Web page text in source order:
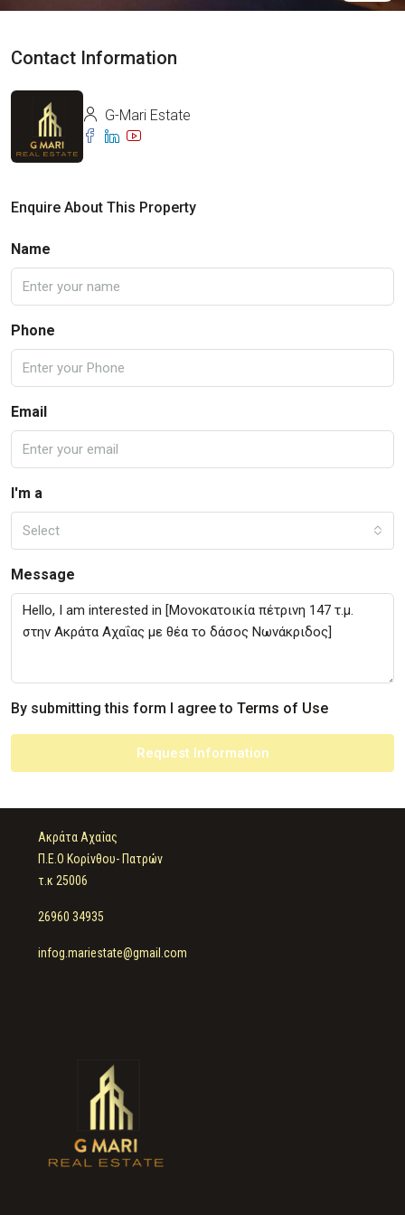
Contact Information
G-Mari Estate
Enquire About This Property
Name
Phone
Email
I'm a
Select
Message
By submitting this form I agree to Terms of Use
Request Information
Ακράτα Αχαΐας
Π.Ε.Ο Κορίνθου- Πατρών
τ.κ 25006
26960 34935
infog.mariestate@gmail.com